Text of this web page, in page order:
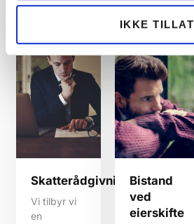
IKKE TILLAT
LES MER
Skatterådgivning
Vi tilbyr vi
en
Bistand
ved
eierskifte